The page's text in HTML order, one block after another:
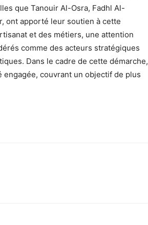
que Tanouir Al-Osra, Fadhl Al-
ont apporté leur soutien à cette
et des métiers, une attention
comme des acteurs stratégiques
Dans le cadre de cette démarche,
engagée, couvrant un objectif de plus